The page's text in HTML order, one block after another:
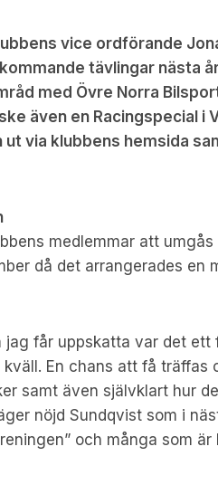
vice ordförande
tävlingar nästa
med Övre Norra
även en Racingspecial
via klubbens hemsida
medlemmar att umgås
då det arrangerades en
får uppskatta var det ett
En chans att få träffas
samt även självklart hur
nöjd Sundqvist som i
och många som är